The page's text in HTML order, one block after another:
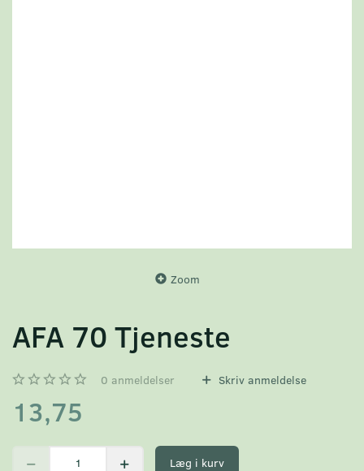
Zoom
AFA 70 Tjeneste
0 anmeldelser Skriv anmeldelse
13,75
Læg i kurv